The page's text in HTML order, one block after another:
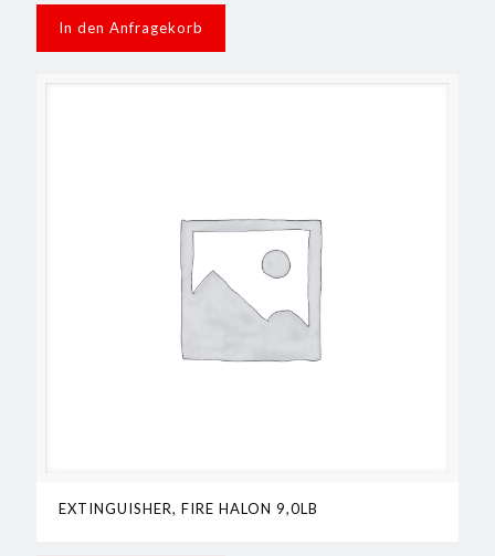
In den Anfragekorb
EXTINGUISHER, FIRE HALON 9,0LB